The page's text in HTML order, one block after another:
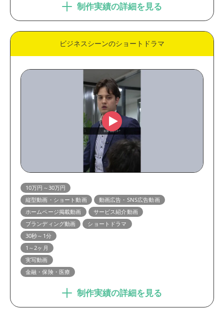
制作実績の詳細を見る
ビジネスシーンのショートドラマ
10万円～30万円
縦型動画・ショート動画
動画広告・SNS広告動画
ホームページ掲載動画
サービス紹介動画
ブランディング動画
ショートドラマ
30秒～1分
1～2ヶ月
実写動画
金融・保険・医療
制作実績の詳細を見る